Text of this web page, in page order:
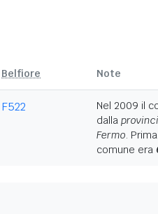
Belfiore Note
F522
Nel 2009 il
dalla
Fermo.
comune era